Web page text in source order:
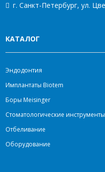
г. Санкт-Петербург, ул.
КАТАЛОГ
Эндодонтия
Имплантаты Biotem
Боры Meisinger
Стоматологические
Отбеливание
Оборудование